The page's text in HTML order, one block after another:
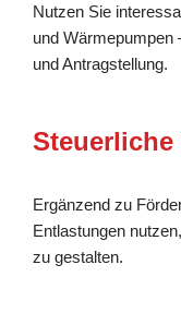
Nutzen Sie
und Wärmepumpen
und Antragstellung.
Steuerliche
Ergänzend zu
Entlastungen
zu gestalten.